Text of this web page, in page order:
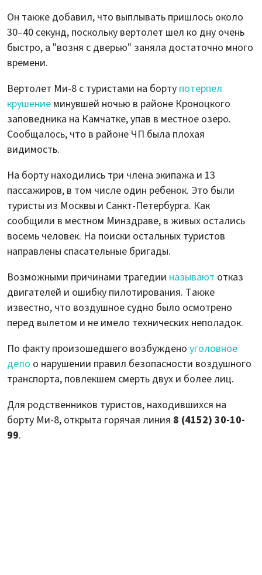
Он также добавил, что выплывать пришлось около
30–40 секунд, поскольку вертолет шел ко дну очень
быстро, а "возня с дверью" заняла достаточно много
времени.
Вертолет Ми-8 с туристами на борту потерпел
крушение минувшей ночью в районе Кроноцкого
заповедника на Камчатке, упав в местное озеро.
Сообщалось, что в районе ЧП была плохая
видимость.
На борту находились три члена экипажа и 13
пассажиров, в том числе один ребенок. Это были
туристы из Москвы и Санкт-Петербурга. Как
сообщили в местном Минздраве, в живых остались
восемь человек. На поиски остальных туристов
направлены спасательные бригады.
Возможными причинами трагедии называют отказ
двигателей и ошибку пилотирования. Также
известно, что воздушное судно было осмотрено
перед вылетом и не имело технических неполадок.
По факту произошедшего возбуждено уголовное
дело о нарушении правил безопасности воздушного
транспорта, повлекшем смерть двух и более лиц.
Для родственников туристов, находившихся на
борту Ми-8, открыта горячая линия 8 (4152) 30-10-
99.